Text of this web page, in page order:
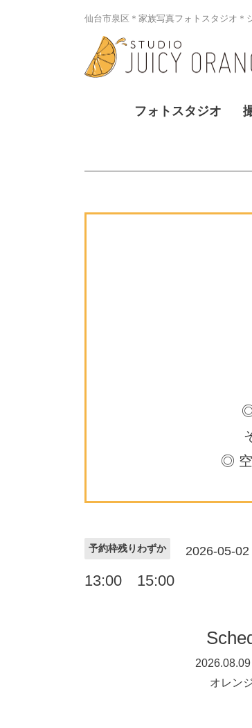
仙台市泉区＊家族写真フォトスタジオ＊
フォトスタジオ
◎ 空
予約枠残りわずか 2026-05-02
13:00 15:00
オレン